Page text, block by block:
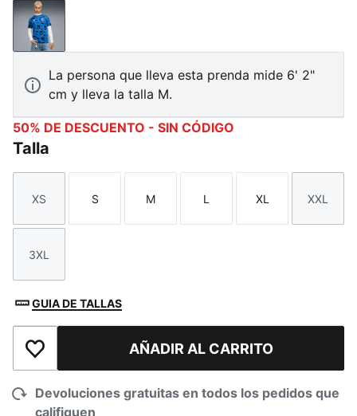
Blue Intense-PUMA Navy
La persona que lleva esta prenda mide 6' 2"
cm y lleva la talla M.
50% DE DESCUENTO - SIN CÓDIGO
Talla
Talla
XS
Talla
S
Talla
M
Talla
L
Talla
XL
Talla
XXL
Talla
3XL
GUIA DE TALLAS
Añadir a la lista de deseosAÑADIR AL CARRITO
Devoluciones gratuitas en todos los pedidos que
califiquen